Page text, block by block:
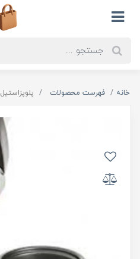
خانه فهرست محصولات پلوپزاستیل 2 نفره پارس خزرمدل RC-61TS